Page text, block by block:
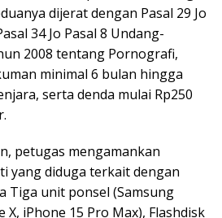
dijerat dengan Pasal 29 Jo
34 Jo Pasal 8 Undang-
2008 tentang Pornografi,
minimal 6 bulan hingga
serta denda mulai Rp250
petugas mengamankan
yang diduga terkait dengan
Tiga unit ponsel (Samsung
X, iPhone 15 Pro Max), Flashdisk